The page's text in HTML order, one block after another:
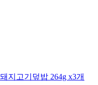
지고기덮밥 264g x3개